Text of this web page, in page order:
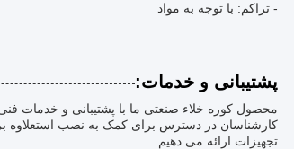
- تراکم: با توجه به مواد
پشتیبانی و خدمات:
محصول کوره خلاء صنعتی ما با پشتیبانی و خدمات
کارشناسان در دسترس برای کمک به نصب استعلاوه بر
تجهیزات ارائه می دهیم.